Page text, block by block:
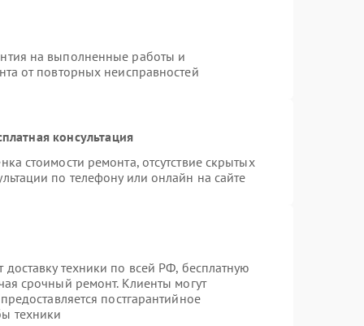
на выполненные работы и
от повторных неисправностей
консультация
стоимости ремонта, отсутствие скрытых
по телефону или онлайн на сайте
техники по всей РФ, бесплатную
срочный ремонт. Клиенты могут
постгарантийное
техники